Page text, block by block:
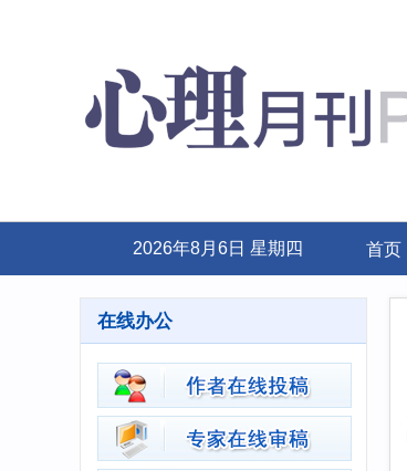
2026年8月6日 星期四 首页
在线办公